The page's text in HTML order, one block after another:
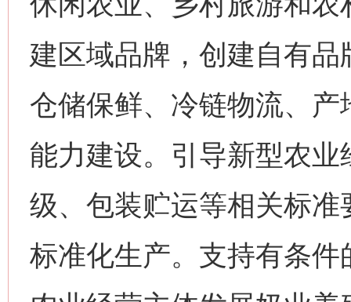
建区域品牌，创建自有
仓储保鲜、冷链物流、
能力建设。引导新型农
级、包装贮运等相关标
标准化生产。支持有条